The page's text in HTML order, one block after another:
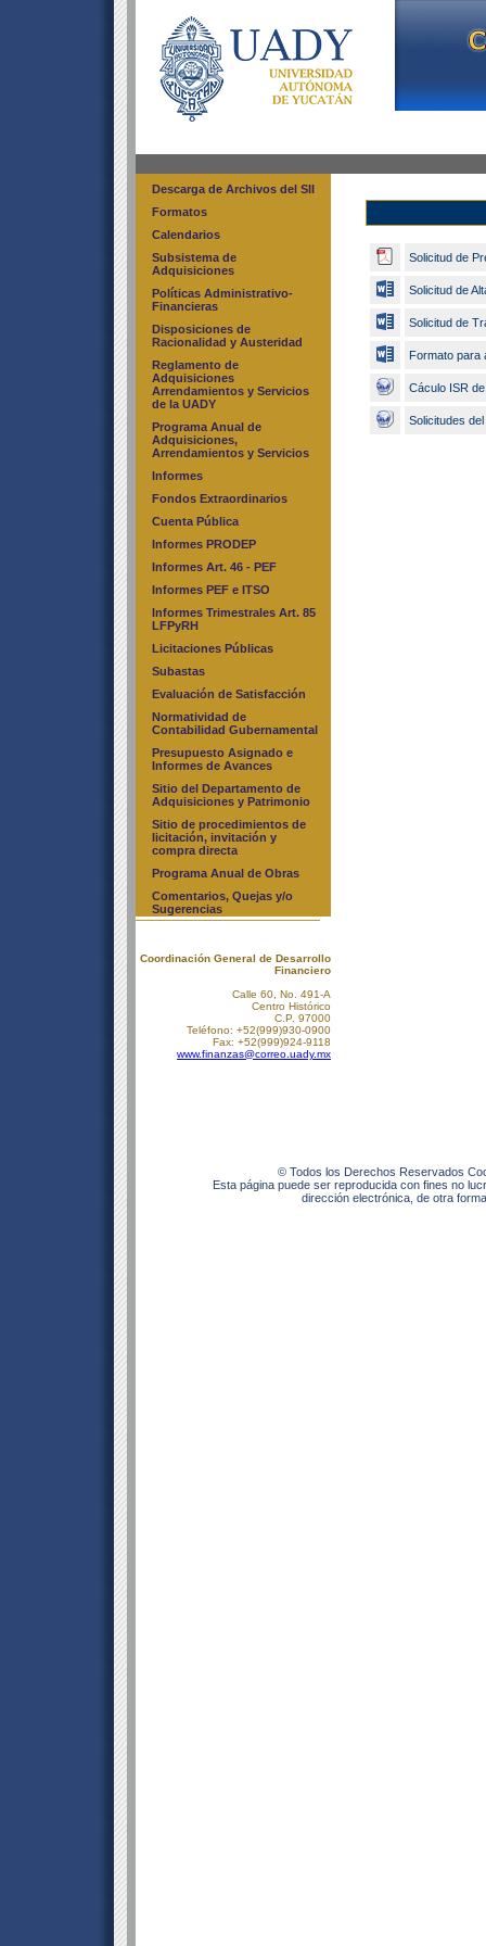
Descarga de Archivos del SII
Formatos
Calendarios
Subsistema de
Adquisiciones
Políticas Administrativo-
Financieras
Disposiciones de
Racionalidad y Austeridad
Reglamento de
Adquisiciones
Arrendamientos y Servicios
de la UADY
Programa Anual de
Adquisiciones,
Arrendamientos y Servicios
Informes
Fondos Extraordinarios
Cuenta Pública
Informes PRODEP
Informes Art. 46 - PEF
Informes PEF e ITSO
Informes Trimestrales Art. 85
LFPyRH
Licitaciones Públicas
Subastas
Evaluación de Satisfacción
Normatividad de
Contabilidad Gubernamental
Presupuesto Asignado e
Informes de Avances
Sitio del Departamento de
Adquisiciones y Patrimonio
Sitio de procedimientos de
licitación, invitación y
compra directa
Programa Anual de Obras
Comentarios, Quejas y/o
Sugerencias
Coordinación General de Desarrollo
Financiero
Calle 60, No. 491-A
Centro Histórico
C.P. 97000
Teléfono: +52(999)930-0900
Fax: +52(999)924-9118
www.finanzas@correo.uady.mx
Solicitud de
Solicitud de
Solicitud de
Formato para
Cáculo ISR
Solicitudes del
© Todos los Derechos Reservados
Esta página puede ser reproducida con fines no
dirección electrónica, de otra